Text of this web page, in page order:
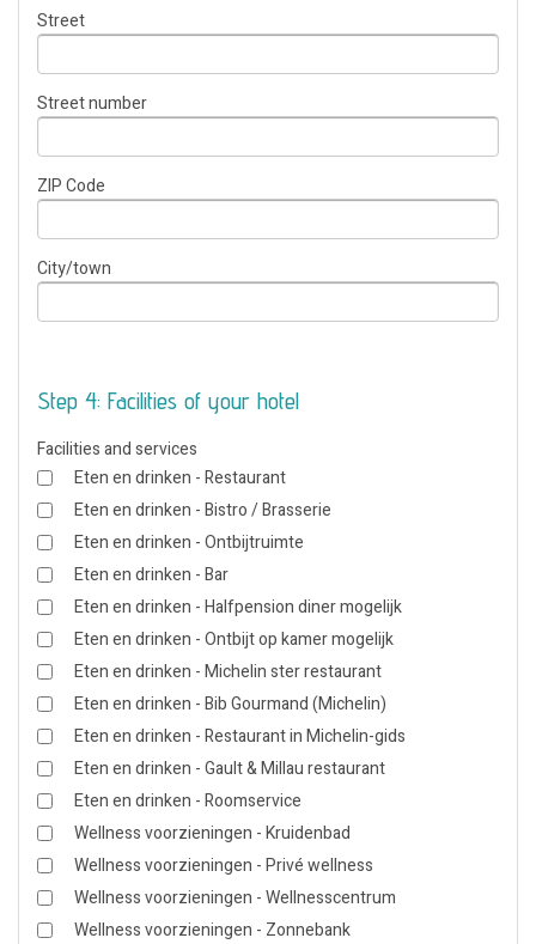
Street
Street number
ZIP Code
City/town
Step 4: Facilities of your hotel
Facilities and services
Eten en drinken - Restaurant
Eten en drinken - Bistro / Brasserie
Eten en drinken - Ontbijtruimte
Eten en drinken - Bar
Eten en drinken - Halfpension diner mogelijk
Eten en drinken - Ontbijt op kamer mogelijk
Eten en drinken - Michelin ster restaurant
Eten en drinken - Bib Gourmand (Michelin)
Eten en drinken - Restaurant in Michelin-gids
Eten en drinken - Gault & Millau restaurant
Eten en drinken - Roomservice
Wellness voorzieningen - Kruidenbad
Wellness voorzieningen - Privé wellness
Wellness voorzieningen - Wellnesscentrum
Wellness voorzieningen - Zonnebank